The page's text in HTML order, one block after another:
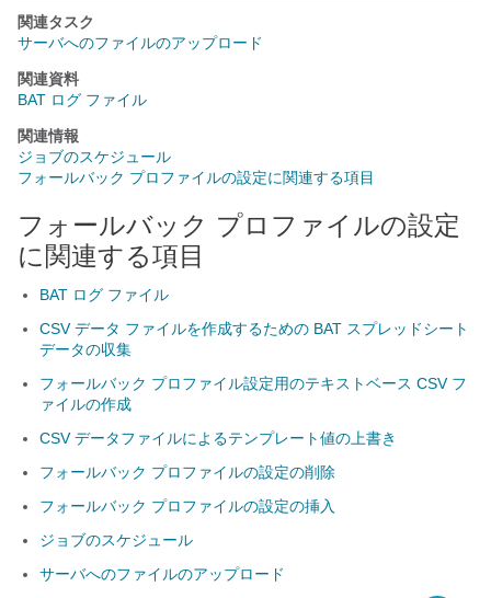
関連タスク
サーバへのファイルのアップロード
関連資料
BAT ログ ファイル
関連情報
ジョブのスケジュール
フォールバック プロファイルの設定に関連する項目
フォールバック プロファイルの設定
に関連する項目
BAT ログ ファイル
CSV データ ファイルを作成するための BAT スプレッドシート
データの収集
フォールバック プロファイル設定用のテキストベース CSV フ
ァイルの作成
CSV データファイルによるテンプレート値の上書き
フォールバック プロファイルの設定の削除
フォールバック プロファイルの設定の挿入
ジョブのスケジュール
サーバへのファイルのアップロード